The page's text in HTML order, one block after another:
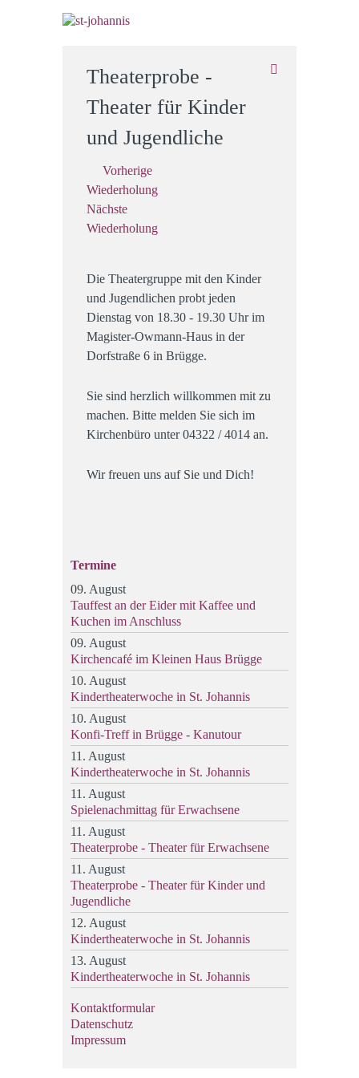
Theaterprobe -
Theater für Kinder
und Jugendliche
Vorherige
Wiederholung
Nächste
Wiederholung
Die Theatergruppe mit den Kinder
und Jugendlichen probt jeden
Dienstag von 18.30 - 19.30 Uhr im
Magister-Owmann-Haus in der
Dorfstraße 6 in Brügge.
Sie sind herzlich willkommen mit zu
machen. Bitte melden Sie sich im
Kirchenbüro unter 04322 / 4014 an.
Wir freuen uns auf Sie und Dich!
Termine
09. August
Tauffest an der Eider mit Kaffee und
Kuchen im Anschluss
09. August
Kirchencafé im Kleinen Haus Brügge
10. August
Kindertheaterwoche in St. Johannis
10. August
Konfi-Treff in Brügge - Kanutour
11. August
Kindertheaterwoche in St. Johannis
11. August
Spielenachmittag für Erwachsene
11. August
Theaterprobe - Theater für Erwachsene
11. August
Theaterprobe - Theater für Kinder und
Jugendliche
12. August
Kindertheaterwoche in St. Johannis
13. August
Kindertheaterwoche in St. Johannis
Kontaktformular
Datenschutz
Impressum